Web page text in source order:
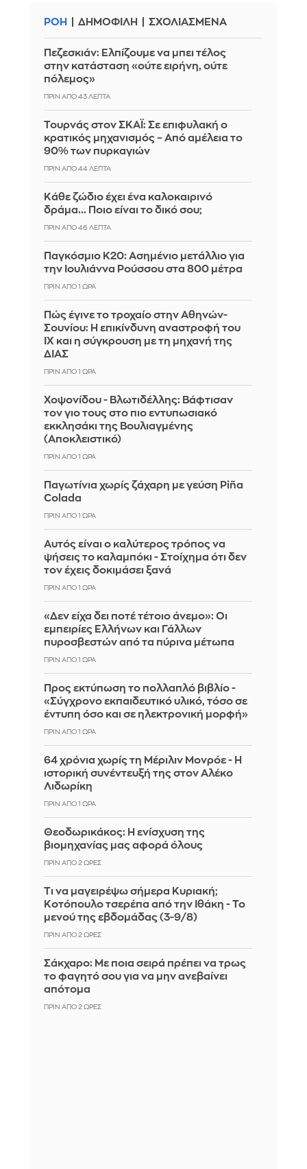
ΡΟΗ ΔΗΜΟΦΙΛΗ ΣΧΟΛΙΑΣΜΕΝΑ
Πεζεσκιάν: Ελπίζουμε να μπει τέλος
στην κατάσταση «ούτε ειρήνη, ούτε
πόλεμος»
ΠΡΙΝ ΑΠΌ 43 ΛΕΠΤΆ
Τουρνάς στον ΣΚΑΪ: Σε επιφυλακή ο
κρατικός μηχανισμός – Από αμέλεια το
90% των πυρκαγιών
ΠΡΙΝ ΑΠΌ 44 ΛΕΠΤΆ
Κάθε ζώδιο έχει ένα καλοκαιρινό
δράμα... Ποιο είναι το δικό σου;
ΠΡΙΝ ΑΠΌ 46 ΛΕΠΤΆ
Παγκόσμιο Κ20: Ασημένιο μετάλλιο για
την Ιουλιάννα Ρούσσου στα 800 μέτρα
ΠΡΙΝ ΑΠΌ 1 ΏΡΑ
Πώς έγινε το τροχαίο στην Αθηνών-
Σουνίου: Η επικίνδυνη αναστροφή του
ΙΧ και η σύγκρουση με τη μηχανή της
ΔΙΑΣ
ΠΡΙΝ ΑΠΌ 1 ΏΡΑ
Χοψονίδου - Βλωτιδέλλης: Βάφτισαν
τον γιο τους στο πιο εντυπωσιακό
εκκλησάκι της Βουλιαγμένης
(Αποκλειστικό)
ΠΡΙΝ ΑΠΌ 1 ΏΡΑ
Παγωτίνια χωρίς ζάχαρη με γεύση Piña
Colada
ΠΡΙΝ ΑΠΌ 1 ΏΡΑ
Αυτός είναι ο καλύτερος τρόπος να
ψήσεις το καλαμπόκι - Στοίχημα ότι δεν
τον έχεις δοκιμάσει ξανά
ΠΡΙΝ ΑΠΌ 1 ΏΡΑ
«Δεν είχα δει ποτέ τέτοιο άνεμο»: Οι
εμπειρίες Ελλήνων και Γάλλων
πυροσβεστών από τα πύρινα μέτωπα
ΠΡΙΝ ΑΠΌ 1 ΏΡΑ
Προς εκτύπωση το πολλαπλό βιβλίο -
«Σύγχρονο εκπαιδευτικό υλικό, τόσο σε
έντυπη όσο και σε ηλεκτρονική μορφή»
ΠΡΙΝ ΑΠΌ 1 ΏΡΑ
64 χρόνια χωρίς τη Μέριλιν Μονρόε - Η
ιστορική συνέντευξή της στον Αλέκο
Λιδωρίκη
ΠΡΙΝ ΑΠΌ 1 ΏΡΑ
Θεοδωρικάκος: Η ενίσχυση της
βιομηχανίας μας αφορά όλους
ΠΡΙΝ ΑΠΌ 2 ΏΡΕΣ
Τι να μαγειρέψω σήμερα Κυριακή;
Κοτόπουλο τσερέπα από την Ιθάκη - Το
μενού της εβδομάδας (3-9/8)
ΠΡΙΝ ΑΠΌ 2 ΏΡΕΣ
Σάκχαρο: Με ποια σειρά πρέπει να τρως
το φαγητό σου για να μην ανεβαίνει
απότομα
ΠΡΙΝ ΑΠΌ 2 ΏΡΕΣ